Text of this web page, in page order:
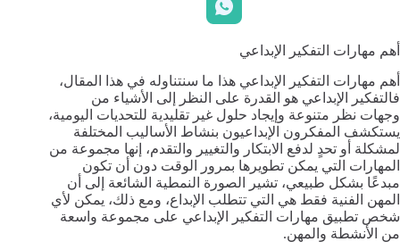
أهم مهارات التفكير الإبداعي
أهم مهارات التفكير الإبداعي هذا ما سنتناوله في هذا المقال،
فالتفكير الإبداعي هو القدرة على النظر إلى الأشياء من
وجهات نظر متنوعة وإيجاد حلول غير تقليدية للتحديات اليومية،
يستكشف المفكرون الإبداعيون بنشاط الأساليب المختلفة
لمشكلة أو تحدٍ لدفع الابتكار والتغيير والتقدم، إنها مجموعة من
المهارات التي يمكن تطويرها بمرور الوقت دون أن تكون
مبدعًا بشكل طبيعي، تشير الصورة النمطية الشائعة إلى أن
المهن الفنية فقط هي التي تتطلب الإبداع، ومع ذلك، يمكن لأي
شخص تطبيق مهارات التفكير الإبداعي على مجموعة واسعة
من الأنشطة والمهن.